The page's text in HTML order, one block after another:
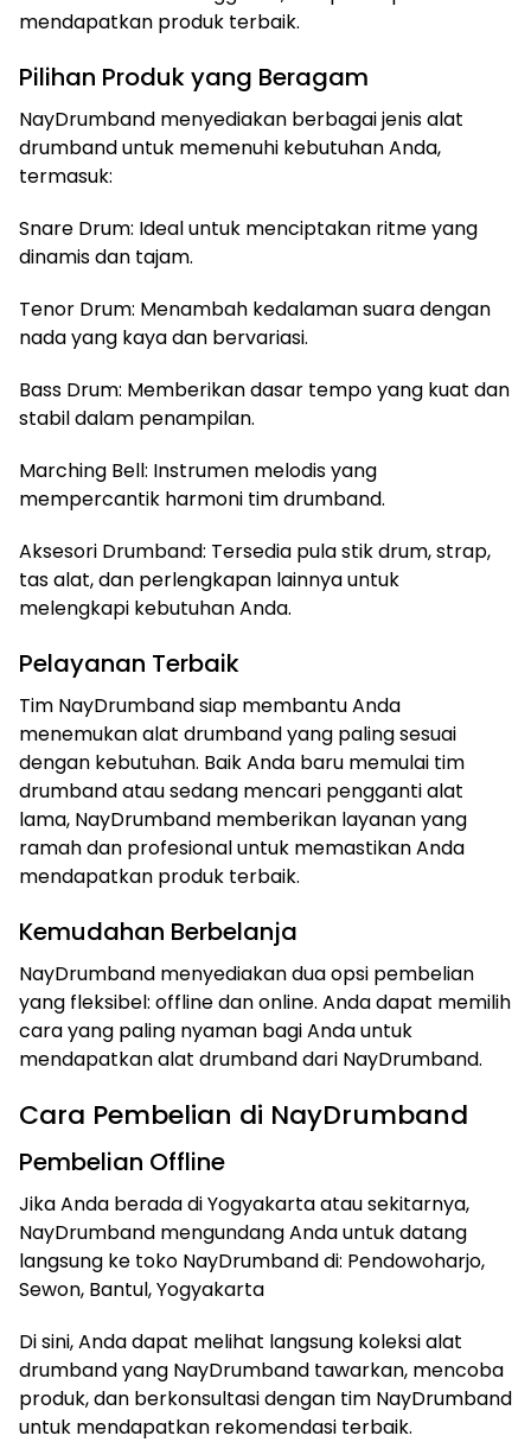
mendapatkan produk terbaik.
Pilihan Produk yang Beragam
NayDrumband menyediakan berbagai jenis alat
drumband untuk memenuhi kebutuhan Anda,
termasuk:
Snare Drum: Ideal untuk menciptakan ritme yang
dinamis dan tajam.
Tenor Drum: Menambah kedalaman suara dengan
nada yang kaya dan bervariasi.
Bass Drum: Memberikan dasar tempo yang kuat dan
stabil dalam penampilan.
Marching Bell: Instrumen melodis yang
mempercantik harmoni tim drumband.
Aksesori Drumband: Tersedia pula stik drum, strap,
tas alat, dan perlengkapan lainnya untuk
melengkapi kebutuhan Anda.
Pelayanan Terbaik
Tim NayDrumband siap membantu Anda
menemukan alat drumband yang paling sesuai
dengan kebutuhan. Baik Anda baru memulai tim
drumband atau sedang mencari pengganti alat
lama, NayDrumband memberikan layanan yang
ramah dan profesional untuk memastikan Anda
mendapatkan produk terbaik.
Kemudahan Berbelanja
NayDrumband menyediakan dua opsi pembelian
yang fleksibel: offline dan online. Anda dapat memilih
cara yang paling nyaman bagi Anda untuk
mendapatkan alat drumband dari NayDrumband.
Cara Pembelian di NayDrumband
Pembelian Offline
Jika Anda berada di Yogyakarta atau sekitarnya,
NayDrumband mengundang Anda untuk datang
langsung ke toko NayDrumband di: Pendowoharjo,
Sewon, Bantul, Yogyakarta
Di sini, Anda dapat melihat langsung koleksi alat
drumband yang NayDrumband tawarkan, mencoba
produk, dan berkonsultasi dengan tim NayDrumband
untuk mendapatkan rekomendasi terbaik.